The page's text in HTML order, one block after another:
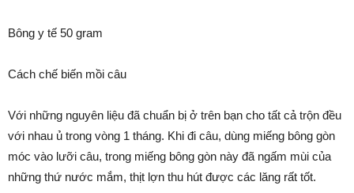
Bông y tế 50 gram
Cách chế biến mồi câu
Với những nguyên liệu đã chuẩn bị ở trên bạn cho tất cả trộn đều
với nhau ủ trong vòng 1 tháng. Khi đi câu, dùng miếng bông gòn
móc vào lưỡi câu, trong miếng bông gòn này đã ngấm mùi của
những thứ nước mắm, thịt lợn thu hút được các lăng rất tốt.